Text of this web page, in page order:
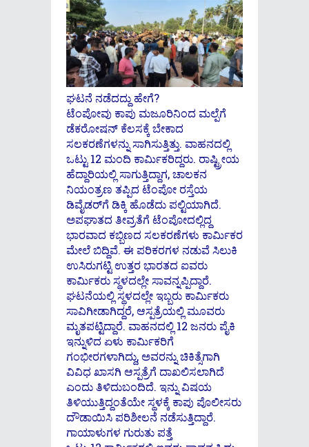
ಘಟನೆ ನಡೆದದ್ದು ಹೇಗೆ?
ಟೆಂಪೋವು ಕಾಪು ಮಜೂರಿನಿಂದ ಮಲ್ಪೆಗೆ
ಡೆಕರೋಷನ್ ಕೆಲಸಕ್ಕೆ ಬೇಕಾದ
ಸಲಕರಣೆಗಳನ್ನು ಸಾಗಿಸುತ್ತಿತ್ತು. ವಾಹನದಲ್ಲಿ
ಒಟ್ಟು 12 ಮಂದಿ ಕಾರ್ಮಿಕರಿದ್ದರು. ರಾಷ್ಟ್ರೀಯ
ಹೆದ್ದಾರಿಯಲ್ಲಿ ಸಾಗುತ್ತಿದ್ದಾಗ, ಚಾಲಕನ
ನಿಯಂತ್ರಣ ತಪ್ಪಿದ ಟೆಂಪೋ ರಸ್ತೆಯ
ಡಿವೈಡರ್‌ಗೆ ಡಿಕ್ಕಿ ಹೊಡೆದು ಪಲ್ಟಿಯಾಗಿದೆ.
ಅಪಘಾತದ ತೀವ್ರತೆಗೆ ಟೆಂಪೋದಲ್ಲಿದ್ದ
ಭಾರವಾದ ಕಬ್ಬಿಣದ ಸಲಕರಣೆಗಳು ಕಾರ್ಮಿಕರ
ಮೇಲೆ ಬಿದ್ದಿವೆ. ಈ ಪರಿಕರಗಳ ನಡುವೆ ಸಿಲುಕಿ
ಉಸಿರುಗಟ್ಟಿ ಉತ್ತರ ಭಾರತದ ಐವರು
ಕಾರ್ಮಿಕರು ಸ್ಥಳದಲ್ಲೇ ಸಾವನ್ನಪ್ಪಿದ್ದಾರೆ.
ಘಟನೆಯಲ್ಲಿ ಸ್ಥಳದಲ್ಲೇ ಇಬ್ಬರು ಕಾರ್ಮಿಕರು
ಸಾವಿಗೀಡಾಗಿದ್ದರೆ, ಆಸ್ಪತ್ರೆಯಲ್ಲಿ ಮೂವರು
ಮೃತಪಟ್ಟಿದ್ದಾರೆ. ವಾಹನದಲ್ಲಿ 12 ಜನರು ಪೈಕಿ
ಇನ್ನುಳಿದ ಏಳು ಕಾರ್ಮಿಕರಿಗೆ
ಗಂಭೀರಗಳಾಗಿದ್ದು, ಅವರನ್ನು ಚಿಕಿತ್ಸೆಗಾಗಿ
ವಿವಿಧ ಖಾಸಗಿ ಆಸ್ಪತ್ರೆಗೆ ದಾಖಲಿಸಲಾಗಿದೆ
ಎಂದು ತಿಳಿದುಬಂದಿದೆ. ಇನ್ನು ವಿಷಯ
ತಿಳಿಯುತ್ತಿದ್ದಂತೆಯೇ ಸ್ಥಳಕ್ಕೆ ಕಾಪು ಪೊಲೀಸರು
ದೌಡಾಯಿಸಿ ಪರಿಶೀಲನೆ ನಡೆಸುತ್ತಿದ್ದಾರೆ.
ಗಾಯಾಳುಗಳ ಗುರುತು ಪತ್ತೆ